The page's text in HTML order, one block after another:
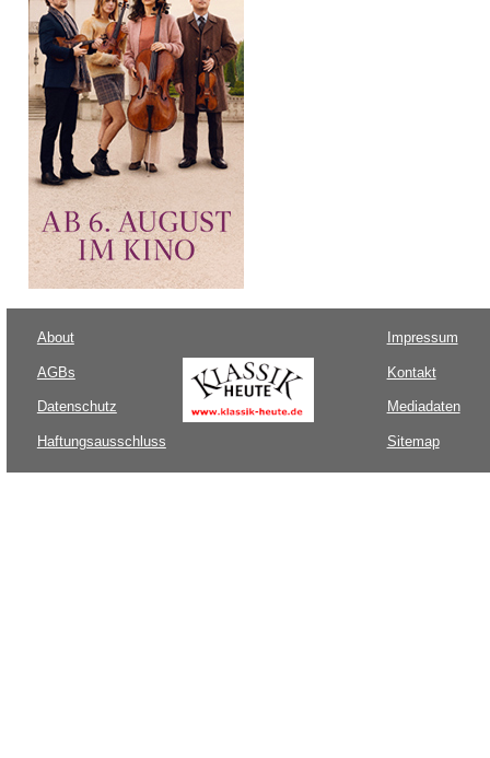
About
AGBs
Datenschutz
Haftungsausschluss
Impressum
Kontakt
Mediadaten
Sitemap